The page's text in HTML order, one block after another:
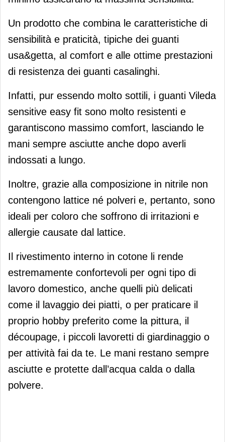
Un prodotto che combina le caratteristiche di
sensibilità e praticità, tipiche dei guanti
usa&getta, al comfort e alle ottime prestazioni
di resistenza dei guanti casalinghi.
Infatti, pur essendo molto sottili, i guanti Vileda
sensitive easy fit sono molto resistenti e
garantiscono massimo comfort, lasciando le
mani sempre asciutte anche dopo averli
indossati a lungo.
Inoltre, grazie alla composizione in nitrile non
contengono lattice né polveri e, pertanto, sono
ideali per coloro che soffrono di irritazioni e
allergie causate dal lattice.
Il rivestimento interno in cotone li rende
estremamente confortevoli per ogni tipo di
lavoro domestico, anche quelli più delicati
come il lavaggio dei piatti, o per praticare il
proprio hobby preferito come la pittura, il
découpage, i piccoli lavoretti di giardinaggio o
per attività fai da te. Le mani restano sempre
asciutte e protette dall’acqua calda o dalla
polvere.